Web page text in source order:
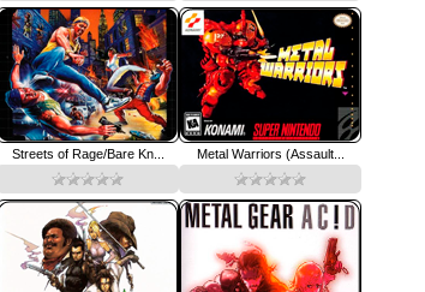
Streets of Rage/Bare Kn... Metal Warriors (Assault...